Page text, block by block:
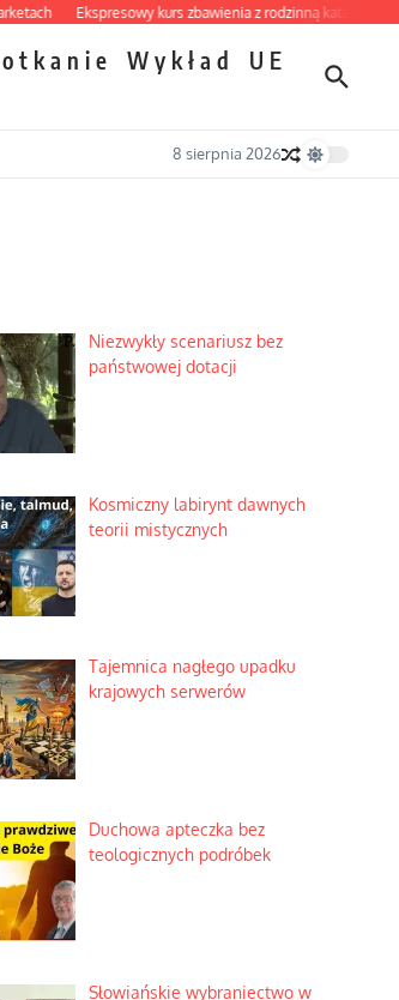
Ekspresowy kurs zbawienia z rodzinną katastrofą
Wykład
UE
8 sierpnia 2026
Niezwykły scenariusz bez
państwowej dotacji
Kosmiczny labirynt dawnych
teorii mistycznych
Tajemnica nagłego upadku
krajowych serwerów
Duchowa apteczka bez
teologicznych podróbek
Słowiańskie wybraniectwo w